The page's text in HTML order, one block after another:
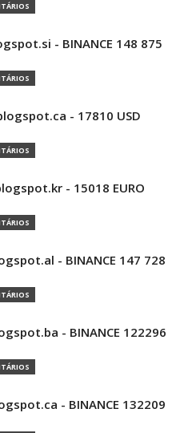
- BINANCE 148 875
- 17810 USD
- 15018 EURO
- BINANCE 147 728
- BINANCE 122296
- BINANCE 132209